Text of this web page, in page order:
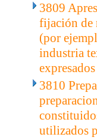
3809
fijación de
(por
industria
3810
utilizados